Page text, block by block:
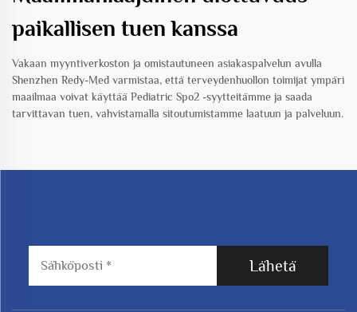
paikallisen tuen kanssa
Vakaan myyntiverkoston ja omistautuneen asiakaspalvelun avulla
Shenzhen Redy-Med varmistaa, että terveydenhuollon toimijat ympäri
maailmaa voivat käyttää Pediatric Spo2 -syytteitämme ja saada
tarvittavan tuen, vahvistamalla sitoutumistamme laatuun ja palveluun.
Lähetä